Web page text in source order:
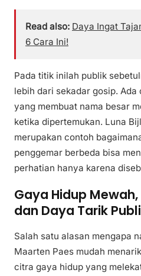
Read also: Daya Ingat
6 Cara Ini!
Pada titik inilah publik
lebih dari sekadar gosip.
yang membuat nama besar
ketika dipertemukan. Luna
merupakan contoh
penggemar berbeda bisa
perhatian hanya karena
Gaya Hidup
dan Daya Tarik
Salah satu alasan mengapa
Maarten Paes mudah
citra gaya hidup yang